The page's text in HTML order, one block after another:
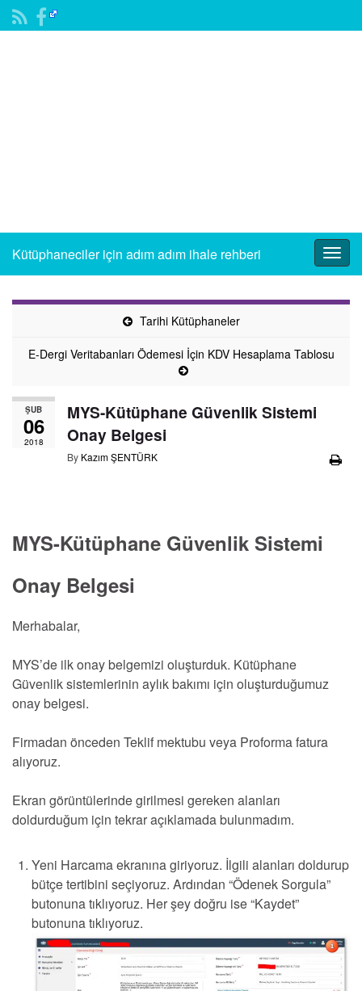
Kütüphaneciler için adım adım ihale rehberi
Tarihi Kütüphaneler
E-Dergi Veritabanları Ödemesi İçin KDV Hesaplama Tablosu
ŞUB
06
2018
MYS-Kütüphane Güvenlik Sistemi
Onay Belgesi
By Kazım ŞENTÜRK
MYS-Kütüphane Güvenlik Sistemi
Onay Belgesi
Merhabalar,
MYS’de ilk onay belgemizi oluşturduk. Kütüphane
Güvenlik sistemlerinin aylık bakımı için oluşturduğumuz
onay belgesi.
Firmadan önceden Teklif mektubu veya Proforma fatura
alıyoruz.
Ekran görüntülerinde girilmesi gereken alanları
doldurduğum için tekrar açıklamada bulunmadım.
Yeni Harcama ekranına giriyoruz. İlgili alanları doldurup
bütçe tertibini seçiyoruz. Ardından “Ödenek Sorgula”
butonuna tıklıyoruz. Her şey doğru ise “Kaydet”
butonuna tıklıyoruz.